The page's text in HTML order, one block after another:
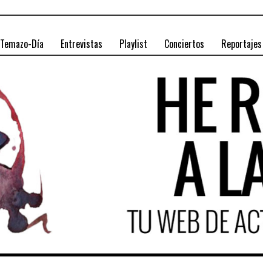
Temazo-Día Entrevistas Playlist Conciertos Reportajes